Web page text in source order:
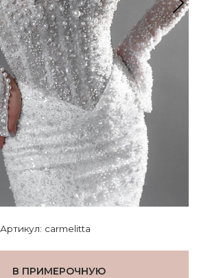
Артикул: carmelitta
В ПРИМЕРОЧНУЮ